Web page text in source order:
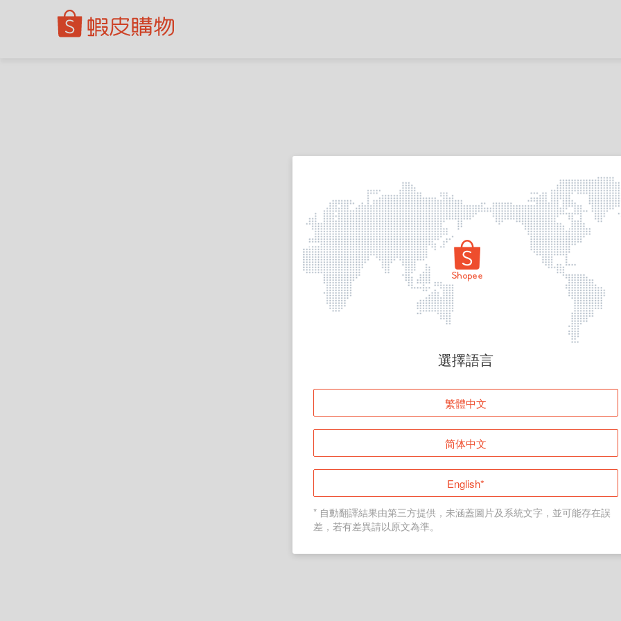
頁面無法顯示
登入
返回首頁
選擇語言
繁體中文
简体中文
English*
* 自動翻譯結果由第三方提供，未涵蓋圖片及系統文字，並可能存在誤
差，若有差異請以原文為準。